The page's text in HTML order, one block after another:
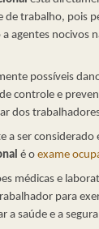
de trabalho, pois
agentes nocivos
possíveis
controle e
dos
a ser considerado
é oexame
médicas e
para
a saúde e a